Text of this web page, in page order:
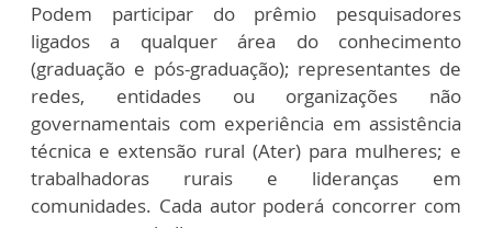
Podem participar do prêmio pesquisadores
ligados a qualquer área do conhecimento
(graduação e pós-graduação); representantes de
redes, entidades ou organizações não
governamentais com experiência em assistência
técnica e extensão rural (Ater) para mulheres; e
trabalhadoras rurais e lideranças em
comunidades. Cada autor poderá concorrer com